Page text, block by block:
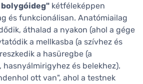
bolygóideg" kétféleképpen
és funkcionálisan. Anatómiailag
áthalad a nyakon (ahol a gége
a mellkasba (a szívhez és
a hasüregbe (a
hasnyálmirigyhez és belekhez).
ott van", ahol a testnek